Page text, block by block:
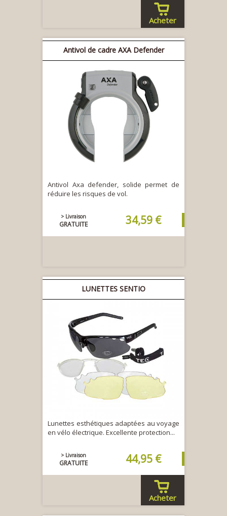
Acheter
Antivol de cadre AXA Defender
Antivol Axa defender, solide permet de
réduire les risques de vol.
> Livraison
GRATUITE 34,59 €
LUNETTES SENTIO
Lunettes esthétiques adaptées au voyage
en vélo électrique. Excellente protection...
> Livraison
GRATUITE 44,95 €
Acheter